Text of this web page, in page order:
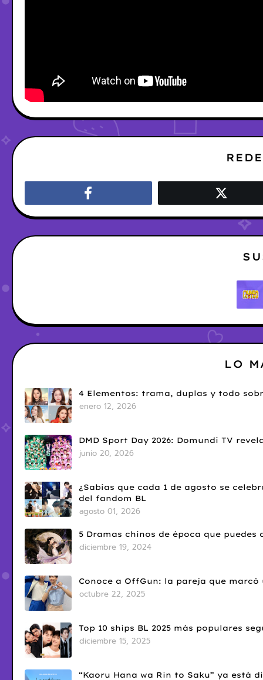
LO
4 Elementos: trama, duplas y todo
enero 12, 2026
DMD Sport Day 2026: Domundi TV
junio 20, 2026
¿Sabías que cada 1 de agosto se
del fandom BL
agosto 01, 2026
5 Dramas chinos de época que
diciembre 19, 2024
Conoce a OffGun: la pareja que
octubre 22, 2025
Top 10 ships BL 2025 más populares
diciembre 15, 2025
“Kaoru Hana wa Rin to Saku” ya está